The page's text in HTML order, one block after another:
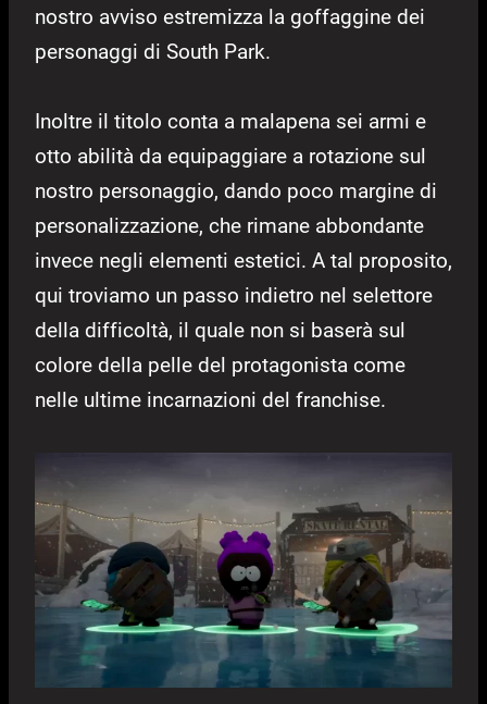
nostro avviso estremizza la goffaggine dei
personaggi di South Park.
Inoltre il titolo conta a malapena sei armi e
otto abilità da equipaggiare a rotazione sul
nostro personaggio, dando poco margine di
personalizzazione, che rimane abbondante
invece negli elementi estetici. A tal proposito,
qui troviamo un passo indietro nel selettore
della difficoltà, il quale non si baserà sul
colore della pelle del protagonista come
nelle ultime incarnazioni del franchise.